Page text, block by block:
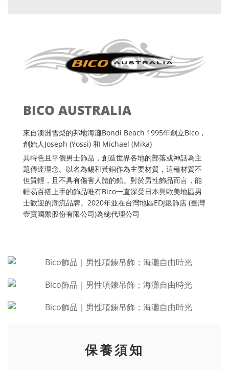
BICO AUSTRALIA
來自澳洲雪梨的邦地海灘Bondi Beach 1995年創立Bico，
創始人Joseph (Yossi) 和 Michael (Mika)
具特色且平價男士飾品，創造世界各地的部落或神話為主
題傳達理念。以名為錫和黃銅作為主要材質，這種材質不
但質輕，且不具有傷害人體的鉛。對於男性飾品而言，能
輕易百搭上手的飾品唯有Bico一直深受日本與歐美地區男
士歡迎的潮流品牌。2020年並在台灣地區EDJ銀飾店 (臺灣
壹寶國際股份有限公司)為總代理公司
保養須知